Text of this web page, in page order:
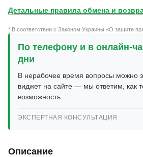
Детальные правила обмена и
* В соответствии с Законом Украины «О защите
По телефону и в онлайн-
дни
В нерабочее время вопросы можно
виджет на сайте — мы ответим, как
возможность.
ЭКСПЕРТНАЯ КОНСУЛЬТАЦИЯ
Описание